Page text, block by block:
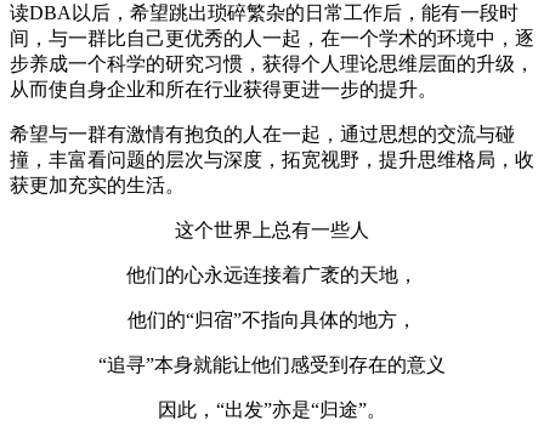
读DBA以后，希望跳出琐碎繁杂的日常工作后，能有一段时
间，与一群比自己更优秀的人一起，在一个学术的环境中，逐
步养成一个科学的研究习惯，获得个人理论思维层面的升级，
从而使自身企业和所在行业获得更进一步的提升。
希望与一群有激情有抱负的人在一起，通过思想的交流与碰
撞，丰富看问题的层次与深度，拓宽视野，提升思维格局，收
获更加充实的生活。
这个世界上总有一些人
他们的心永远连接着广袤的天地，
他们的“归宿”不指向具体的地方，
“追寻”本身就能让他们感受到存在的意义
因此，“出发”亦是“归途”。